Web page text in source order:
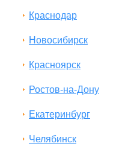
Краснодар
Новосибирск
Красноярск
Ростов-на-Дону
Екатеринбург
Челябинск